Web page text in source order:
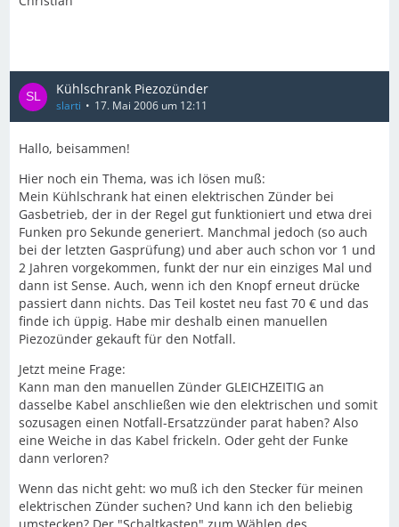
Kühlschrank Piezozünder
slarti 17. Mai 2006 um 12:11
Hallo, beisammen!
Hier noch ein Thema, was ich lösen muß:
Mein Kühlschrank hat einen elektrischen Zünder bei
Gasbetrieb, der in der Regel gut funktioniert und etwa drei
Funken pro Sekunde generiert. Manchmal jedoch (so auch
bei der letzten Gasprüfung) und aber auch schon vor 1 und
2 Jahren vorgekommen, funkt der nur ein einziges Mal und
dann ist Sense. Auch, wenn ich den Knopf erneut drücke
passiert dann nichts. Das Teil kostet neu fast 70 € und das
finde ich üppig. Habe mir deshalb einen manuellen
Piezozünder gekauft für den Notfall.
Jetzt meine Frage:
Kann man den manuellen Zünder GLEICHZEITIG an
dasselbe Kabel anschließen wie den elektrischen und somit
sozusagen einen Notfall-Ersatzzünder parat haben? Also
eine Weiche in das Kabel frickeln. Oder geht der Funke
dann verloren?
Wenn das nicht geht: wo muß ich den Stecker für meinen
elektrischen Zünder suchen? Und kann ich den beliebig